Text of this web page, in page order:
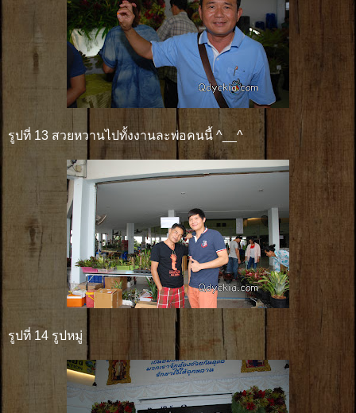
รูปที่ 13 สวยหวานไปทั้งงานละพ่อคนนี้ ^__^
รูปที่ 14 รูปหมู่